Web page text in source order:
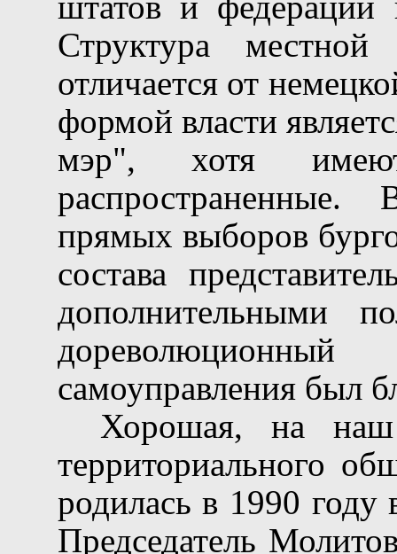
Структура
отличается от
формой власти
мэр", хотя
прямых выборов
состава
дополнительными
самоуправления был
Хорошая, на наш
территориального
родилась в 1990
Председатель